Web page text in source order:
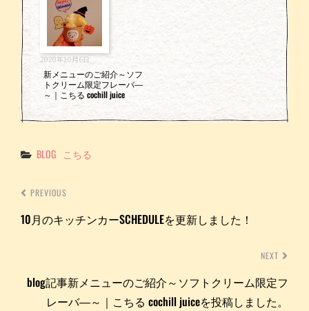
2020年10月6日
新メニューのご紹介～ソフ
トクリーム限定フレーバ―
～｜こちる cochill juice
Categories
BLOG こちる
PREVIOUS
10月のキッチンカーSCHEDULEを更新しました！
NEXT
blog記事新メニューのご紹介～ソフトクリーム限定フ
レーバ―～｜こちる cochill juiceを投稿しました。